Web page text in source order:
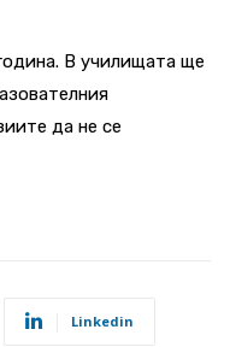
В училищата ще
да не се
Linkedin